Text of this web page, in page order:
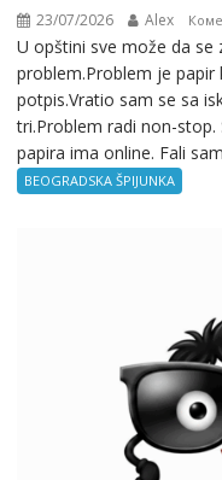
23/07/2026 Alex
U opštini sve može da se
problem.Problem je
potpis.Vratio sam se sa
tri.Problem radi non-
papira ima online. Fali
BEOGRADSKA ŠPIJUNKA